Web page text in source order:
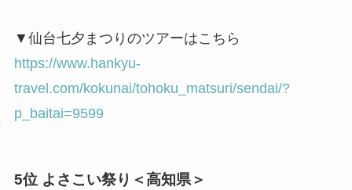
▼仙台七夕まつりのツアーはこちら
https://www.hankyu-
travel.com/kokunai/tohoku_matsuri/sendai/?
p_baitai=9599
5位 よさこい祭り＜高知県＞